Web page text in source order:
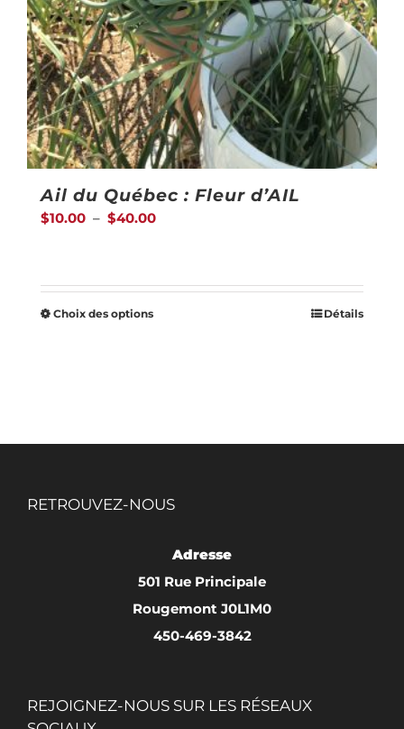
Ail du Québec : Fleur d’AIL
$10.00 – $40.00Plage
Choix des optionsCe
peuvent
choisies
sur
la
page
produit
Détails
RETROUVEZ-NOUS
Adresse
501 Rue Principale
Rougemont J0L1M0
450-469-3842
REJOIGNEZ-NOUS SUR LES RÉSEAUX